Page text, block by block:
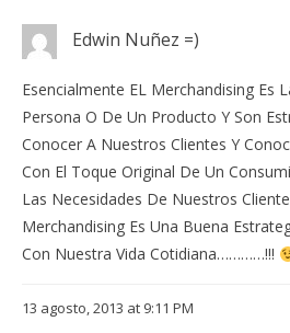
Edwin Nuñez =)
Esencialmente EL Merchandising Es
Persona O De Un Producto Y Son
Conocer A Nuestros Clientes Y
Con El Toque Original De Un
Las Necesidades De Nuestros
Merchandising Es Una Buena
Con Nuestra Vida Cotidiana…………!!!
13 agosto, 2013 at 9:11 PM